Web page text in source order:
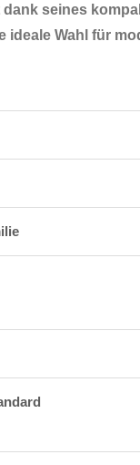
seines
Wahl für